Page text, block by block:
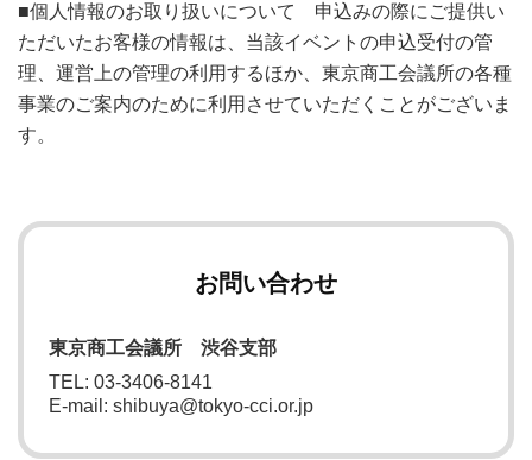
■個人情報のお取り扱いについて 申込みの際にご提供い
ただいたお客様の情報は、当該イベントの申込受付の管
理、運営上の管理の利用するほか、東京商工会議所の各種
事業のご案内のために利用させていただくことがございま
す。
お問い合わせ
東京商工会議所 渋谷支部
TEL: 03-3406-8141
E-mail: shibuya@tokyo-cci.or.jp